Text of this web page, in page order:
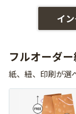
イ
フルオーダ
紙、紐、印刷が選